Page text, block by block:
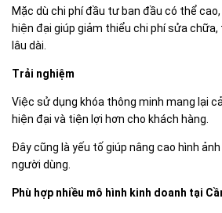
Mặc dù chi phí đầu tư ban đầu có thể
hiện đại giúp giảm thiểu chi phí sửa chữa,
lâu dài.
Trải nghiệm
Việc sử dụng khóa thông minh mang lại
hiện đại và tiện lợi hơn cho khách hàng.
Đây cũng là yếu tố giúp nâng cao hình
người dùng.
Phù hợp nhiều mô hình kinh doanh tại